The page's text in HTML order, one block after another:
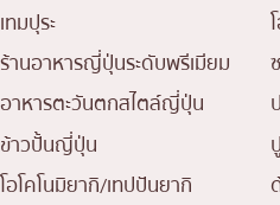
เทมปุระ
ร้านอาหารญี่ปุ่นระดับพรีเมียม
อาหารตะวันตกสไตล์ญี่ปุ่น
ข้าวปั้นญี่ปุ่น
ปู
โอโคโนมิยากิ/เทปปันยากิ